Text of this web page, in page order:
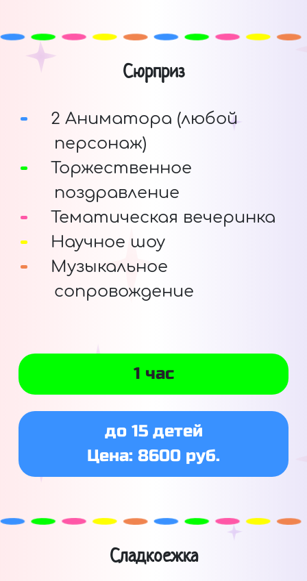
Сюрприз
2 Аниматора (любой
персонаж)
Торжественное
поздравление
Тематическая вечеринка
Научное шоу
Музыкальное
сопровождение
1 час
до 15 детей
Цена: 8600 руб.
Сладкоежка